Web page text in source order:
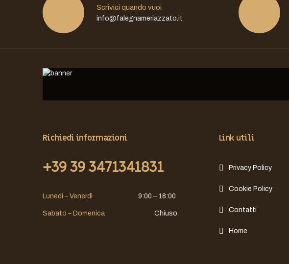
Scrivici quando vuoi
info@falegnameriazzato.it
Richiedi informazioni
+39 39 3471341831
Lunedì – Venerdì 9:00 – 18:00
Sabato – Domenica Chiuso
Link utili
Privacy Policy
Cookie Policy
Contatti
Home